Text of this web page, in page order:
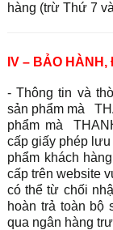
hàng (trừ Thứ 7
IV – BẢO
- Thông tin và
sản phẩm mà
phẩm mà
cấp giấy phép
phẩm khách
cấp trên website
có thể từ chối
hoàn trả toàn bộ
qua ngân hàng